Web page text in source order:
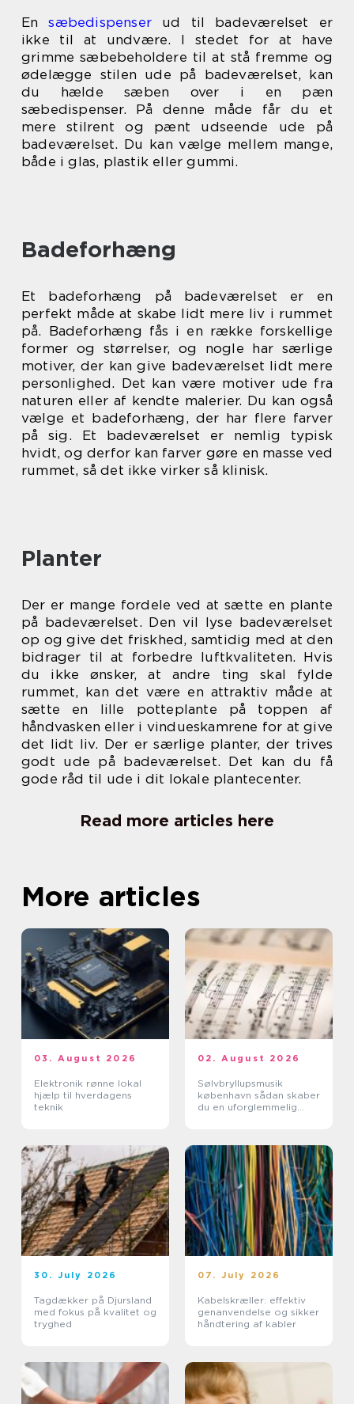
Ensæbedispenser ud til badeværelset er
ikke til at undvære. I stedet for at have
grimme sæbebeholdere til at stå fremme og
ødelægge stilen ude på badeværelset, kan
du hælde sæben over i en pæn
sæbedispenser. På denne måde får du et
mere stilrent og pænt udseende ude på
badeværelset. Du kan vælge mellem mange,
både i glas, plastik eller gummi.
Badeforhæng
Et badeforhæng på badeværelset er en
perfekt måde at skabe lidt mere liv i rummet
på. Badeforhæng fås i en række forskellige
former og størrelser, og nogle har særlige
motiver, der kan give badeværelset lidt mere
personlighed. Det kan være motiver ude fra
naturen eller af kendte malerier. Du kan også
vælge et badeforhæng, der har flere farver
på sig. Et badeværelset er nemlig typisk
hvidt, og derfor kan farver gøre en masse ved
rummet, så det ikke virker så klinisk.
Planter
Der er mange fordele ved at sætte en plante
på badeværelset. Den vil lyse badeværelset
op og give det friskhed, samtidig med at den
bidrager til at forbedre luftkvaliteten. Hvis
du ikke ønsker, at andre ting skal fylde
rummet, kan det være en attraktiv måde at
sætte en lille potteplante på toppen af
håndvasken eller i vindueskamrene for at give
det lidt liv. Der er særlige planter, der trives
godt ude på badeværelset. Det kan du få
gode råd til ude i dit lokale plantecenter.
Read more articles here
More articles
03. August 2026
Elektronik rønne lokal
hjælp til hverdagens
teknik
02. August 2026
Sølvbryllupsmusik
københavn sådan skaber
du en uforglemmelig
30. July 2026
Tagdækker på Djursland
med fokus på kvalitet og
tryghed
07. July 2026
Kabelskræller: effektiv
genanvendelse og sikker
håndtering af kabler